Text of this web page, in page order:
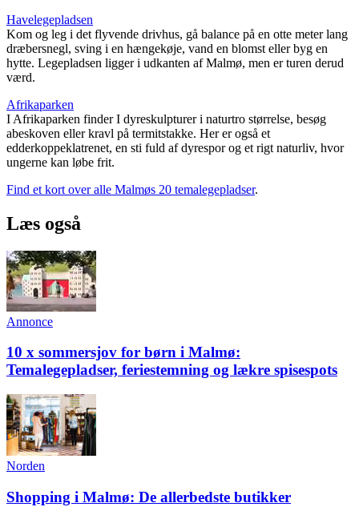
Havelegepladsen
Kom og leg i det flyvende drivhus, gå balance på en otte meter lang
dræbersnegl, sving i en hængekøje, vand en blomst eller byg en
hytte. Legepladsen ligger i udkanten af Malmø, men er turen derud
værd.
Afrikaparken
I Afrikaparken finder I dyreskulpturer i naturtro størrelse, besøg
abeskoven eller kravl på termitstakke. Her er også et
edderkoppeklatrenet, en sti fuld af dyrespor og et rigt naturliv, hvor
ungerne kan løbe frit.
Find et kort over alle Malmøs 20 temalegepladser.
Læs også
Annonce
10 x sommersjov for børn i Malmø:
Temalegepladser, feriestemning og lækre spisespots
Norden
Shopping i Malmø: De allerbedste butikker